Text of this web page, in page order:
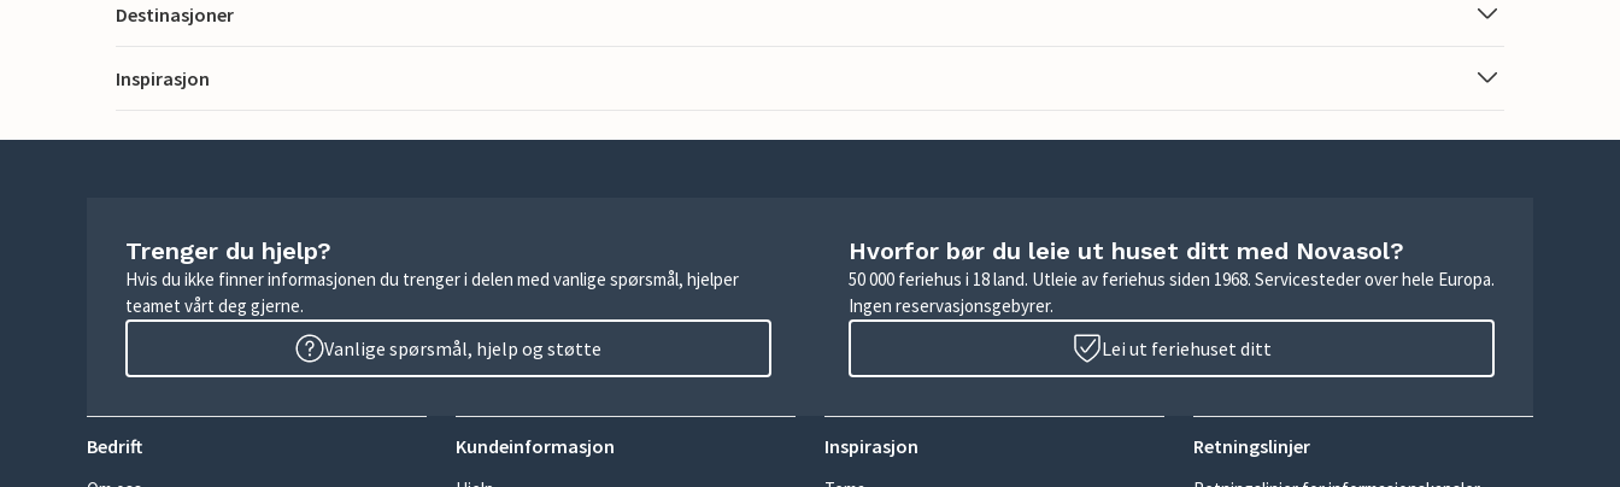
Destinasjoner
Inspirasjon
Trenger du hjelp?
Hvis du ikke finner informasjonen du trenger i delen med vanlige spørsmål, hjelper
teamet vårt deg gjerne.
Vanlige spørsmål, hjelp og støtte
Hvorfor bør du leie ut huset ditt med Novasol?
50 000 feriehus i 18 land. Utleie av feriehus siden 1968. Servicesteder over hele Europa.
Ingen reservasjonsgebyrer.
Lei ut feriehuset ditt
Bedrift Kundeinformasjon Inspirasjon Retningslinjer